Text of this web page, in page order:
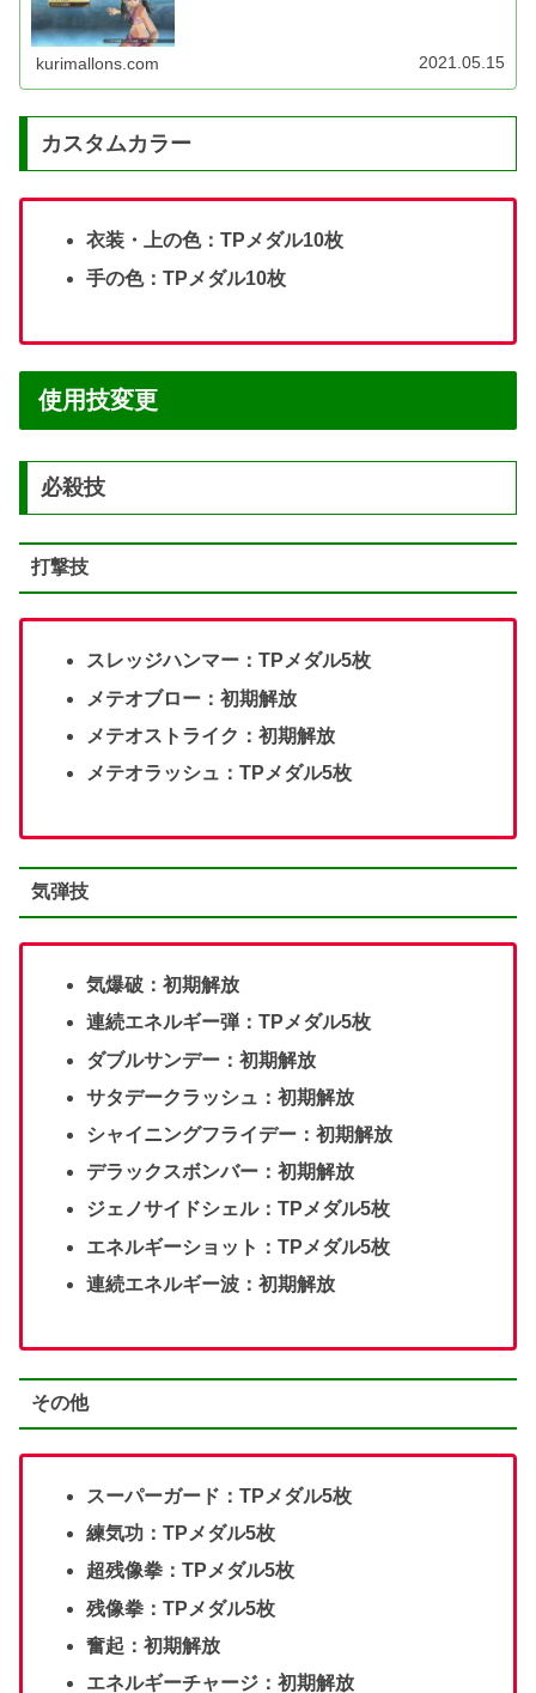
kurimallons.com 2021.05.15
カスタムカラー
衣装・上の色：TPメダル10枚
手の色：TPメダル10枚
使用技変更
必殺技
打撃技
スレッジハンマー：TPメダル5枚
メテオブロー：初期解放
メテオストライク：初期解放
メテオラッシュ：TPメダル5枚
気弾技
気爆破：初期解放
連続エネルギー弾：TPメダル5枚
ダブルサンデー：初期解放
サタデークラッシュ：初期解放
シャイニングフライデー：初期解放
デラックスボンバー：初期解放
ジェノサイドシェル：TPメダル5枚
エネルギーショット：TPメダル5枚
連続エネルギー波：初期解放
その他
スーパーガード：TPメダル5枚
練気功：TPメダル5枚
超残像拳：TPメダル5枚
残像拳：TPメダル5枚
奮起：初期解放
エネルギーチャージ：初期解放